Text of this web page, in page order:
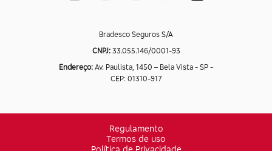
Bradesco Seguros S/A
CNPJ:33.055.146/0001-93
Endereço: Av. Paulista, 1450 – Bela Vista - SP -
CEP: 01310-917
Regulamento
Termos de uso